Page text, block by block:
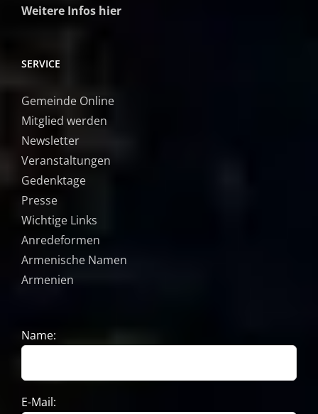
Weitere Infos hier
SERVICE
Gemeinde Online
Mitglied werden
Newsletter
Veranstaltungen
Gedenktage
Presse
Wichtige Links
Anredeformen
Armenische Namen
Armenien
Name:
E-Mail: